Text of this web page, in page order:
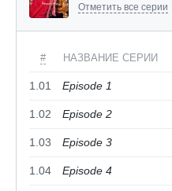
Отметить все серии
# НАЗВАНИЕ СЕРИИ
1.01 Episode 1
1.02 Episode 2
1.03 Episode 3
1.04 Episode 4